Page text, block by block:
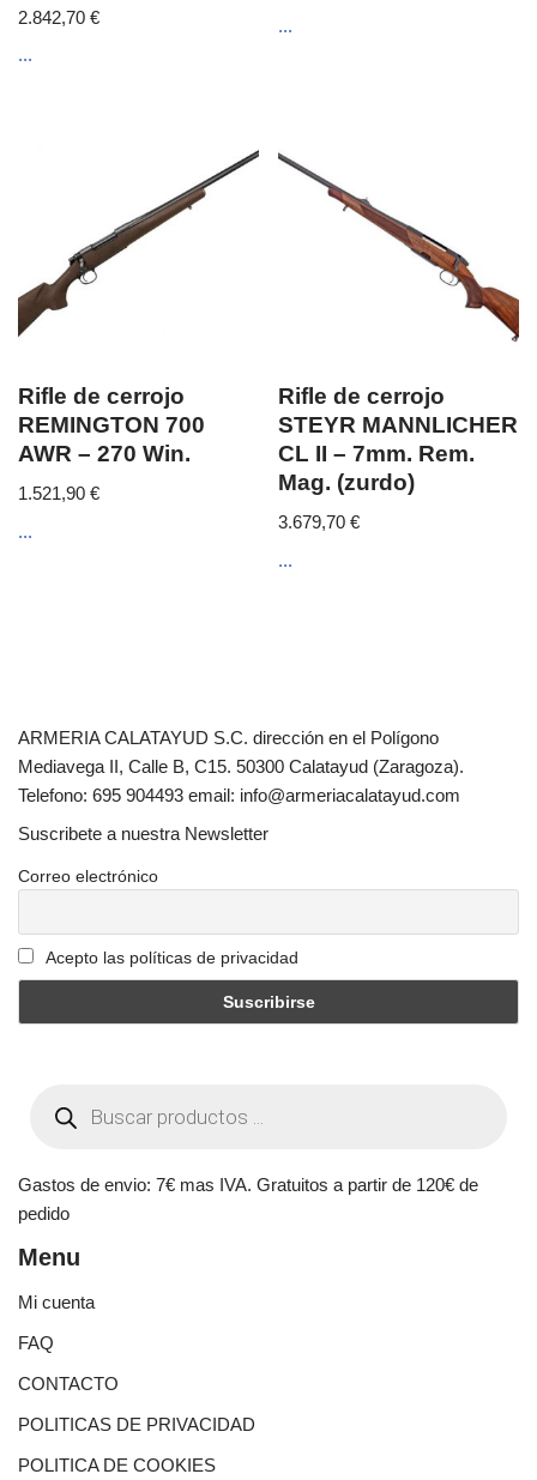
2.842,70 €
...
...
Rifle de cerrojo
REMINGTON 700
AWR – 270 Win.
1.521,90 €
...
Rifle de cerrojo
STEYR MANNLICHER
CL II – 7mm. Rem.
Mag. (zurdo)
3.679,70€
...
ARMERIA CALATAYUD S.C. dirección en el Polígono
Mediavega II, Calle B, C15. 50300 Calatayud (Zaragoza).
Telefono: 695 904493 email: info@armeriacalatayud.com
Suscribete a nuestra Newsletter
Correo electrónico
Acepto las políticas de privacidad
Gastos de envio: 7€ mas IVA. Gratuitos a partir de 120€ de
pedido
Menu
Mi cuenta
FAQ
CONTACTO
POLITICAS DE PRIVACIDAD
POLITICA DE COOKIES